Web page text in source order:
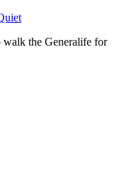
the Generalife for